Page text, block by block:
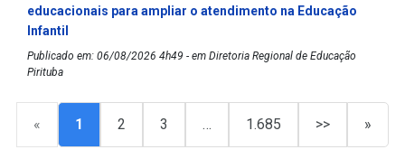
educacionais para ampliar o atendimento na Educação
Infantil
Publicado em: 06/08/2026 4h49 - em Diretoria Regional de Educação
Pirituba
« 1 2 3 … 1.685 >> »